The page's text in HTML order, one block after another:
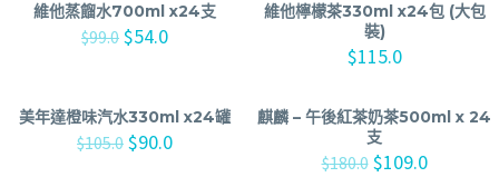
維他蒸餾水700ml x24支
$99.0 $54.0
維他檸檬茶330ml x24包 (大包
裝)
$115.0
美年達橙味汽水330ml x24罐
$105.0 $90.0
麒麟 – 午後紅茶奶茶500ml x 24
支
$180.0 $109.0